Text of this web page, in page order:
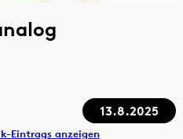
13.8.2025
Eintrags anzeigen